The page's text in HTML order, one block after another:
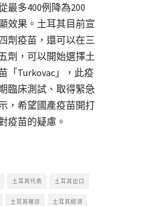
最多400例降為200
效果。土耳其目前宣
劑疫苗，還可以在三
劑，可以開始選擇土
「Turkovac」，此疫
臨床測試、取得緊急
，希望國產疫苗開打
疫苗的疑慮。
土耳其代表 土耳其出口
土耳其確診 土耳其經濟